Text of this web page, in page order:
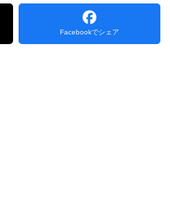
Facebookでシェア